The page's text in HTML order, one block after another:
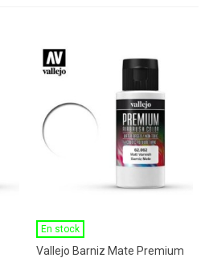
En stock
Vallejo Barniz Mate Premium